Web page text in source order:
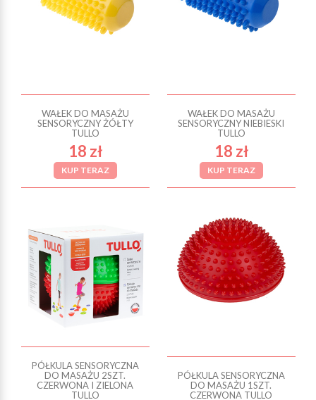
WAŁEK DO MASAŻU
SENSORYCZNY ŻÓŁTY
TULLO
18 zł
KUP TERAZ
WAŁEK DO MASAŻU
SENSORYCZNY NIEBIESKI
TULLO
18 zł
KUP TERAZ
PÓŁKULA SENSORYCZNA
DO MASAŻU 2SZT.
CZERWONA I ZIELONA
TULLO
PÓŁKULA SENSORYCZNA
DO MASAŻU 1SZT.
CZERWONA TULLO